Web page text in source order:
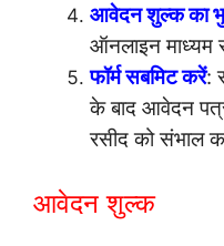
आवेदन शुल्क का
ऑनलाइन माध्यम
फॉर्म सबमिट करें:
के बाद आवेदन
रसीद को संभाल
आवेदन शुल्क